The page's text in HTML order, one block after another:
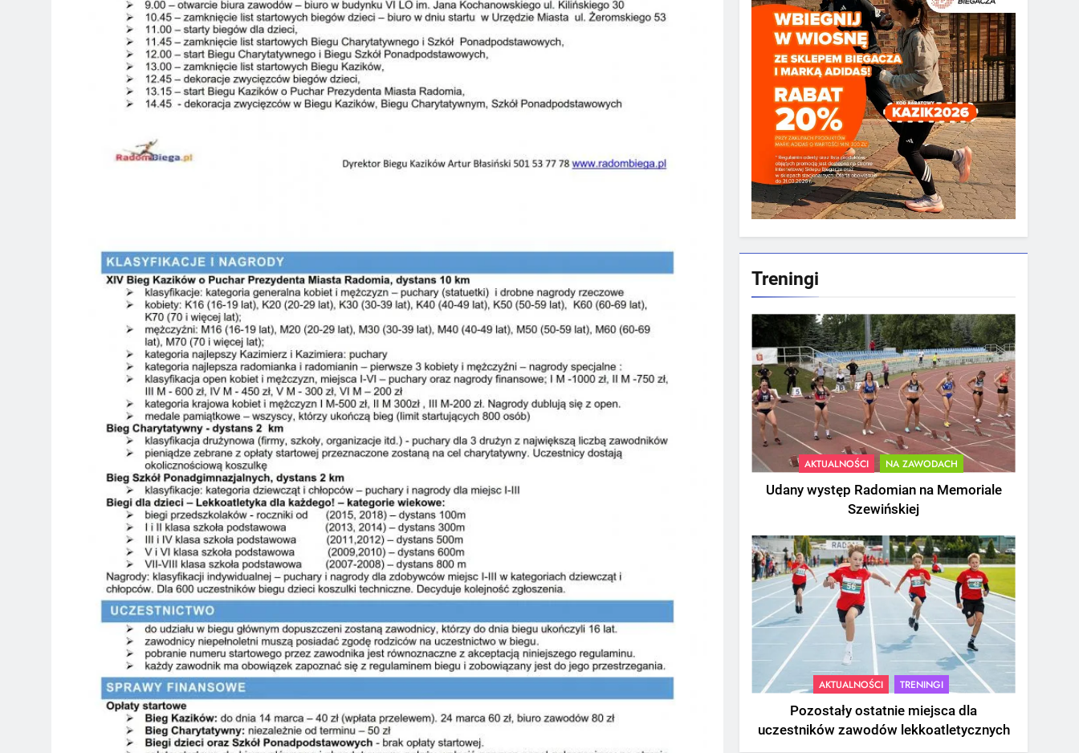
Treningi
AKTUALNOŚCI NA ZAWODACH
Udany występ Radomian na Memoriale
Szewińskiej
AKTUALNOŚCI TRENINGI
Pozostały ostatnie miejsca dla
uczestników zawodów lekkoatletycznych